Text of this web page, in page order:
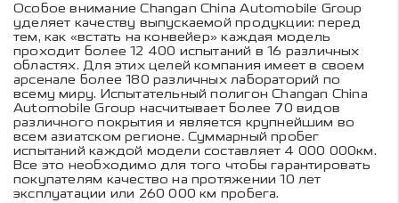
Особое внимание Changan China Automobile Group
уделяет качеству выпускаемой продукции: перед
тем, как «встать на конвейер» каждая модель
проходит более 12 400 испытаний в 16 различных
областях. Для этих целей компания имеет в своем
арсенале более 180 различных лабораторий по
всему миру. Испытательный полигон Changan China
Automobile Group насчитывает более 70 видов
различного покрытия и является крупнейшим во
всем азиатском регионе. Суммарный пробег
испытаний каждой модели составляет 4 000 000км.
Все это необходимо для того чтобы гарантировать
покупателям качество на протяжении 10 лет
эксплуатации или 260 000 км пробега.